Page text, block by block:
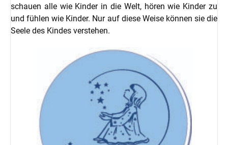
schauen alle wie Kinder in die Welt, hören wie Kinder zu
und fühlen wie Kinder. Nur auf diese Weise können sie die
Seele des Kindes verstehen.